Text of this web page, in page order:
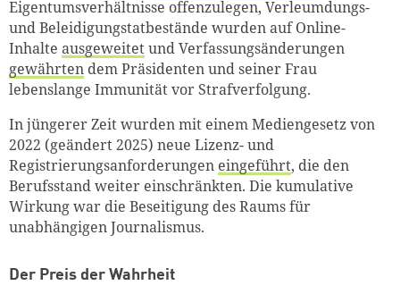
Eigentumsverhältnisse offenzulegen, Verleumdungs-
und Beleidigungstatbestände wurden auf Online-
Inhalte ausgeweitetund Verfassungsänderungen
gewährten dem Präsidenten und seiner Frau
lebenslange Immunität vor Strafverfolgung.
In jüngerer Zeit wurden mit einem Mediengesetz von
2022 (geändert 2025) neue Lizenz- und
Registrierungsanforderungen eingeführt, die den
Berufsstand weiter einschränkten. Die kumulative
Wirkung war die Beseitigung des Raums für
unabhängigen Journalismus.
Der Preis der Wahrheit